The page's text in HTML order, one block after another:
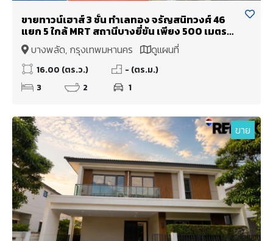
ขายทาวน์เฮาส์ 3 ชั้น ทำเลทอง จรัญสนิทวงศ์ 46
แยก 5 ใกล้ MRT สถานีบางยี่ขัน เพียง 500 เมตร
พร้อมอยู่!
บางพลัด, กรุงเทพมหานคร ดูแผนที่
16.00 (ตร.ว.)
- (ตร.ม.)
3
2 1
ขาย